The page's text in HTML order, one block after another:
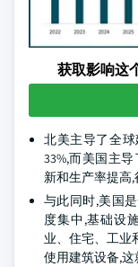
获取影响这
北美主导了全
33%,而美国主
新和生产率提高,
与此同时,美国
度集中,基础设
业、住宅、工业
使用建筑设备,